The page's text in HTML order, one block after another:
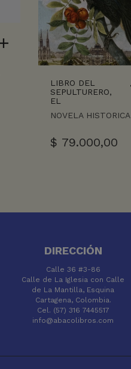
LIBRO DEL
SEPULTURERO,
EL
NOVELA HISTORICA
$ 79.000,00
DIRECCIÓN
Calle 36 #3-86
Calle de La Iglesia con Calle
de La Mantilla, Esquina
Cartagena, Colombia.
Cel. (57) 316 7445517
info@abacolibros.com